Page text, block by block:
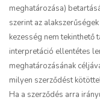
meghatározása)
szerint az
kezesség nem
interpretáció ellentétes
meghatározásának
milyen szerződést
Ha a szerződés arra